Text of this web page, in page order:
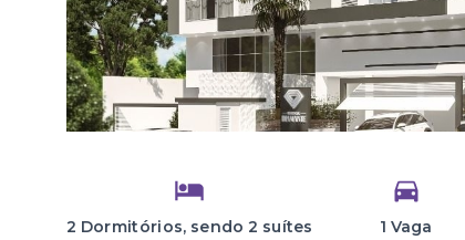
2 Dormitórios, sendo 2 suítes 1 Vaga